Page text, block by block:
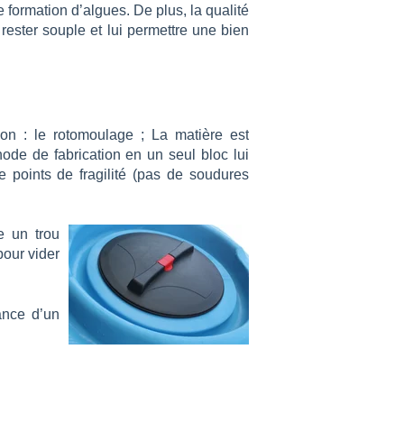
formation d’algues. De plus, la qualité
souple et lui permettre une bien
: le rotomoulage ; La matière est
de fabrication en un seul bloc lui
points de fragilité (pas de soudures
un trou
vider
d’un